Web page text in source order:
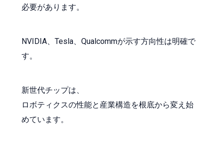
必要があります。
NVIDIA、Tesla、Qualcommが示す方向性は明確で
す。
新世代チップは、
ロボティクスの性能と産業構造を根底から変え始
めています。